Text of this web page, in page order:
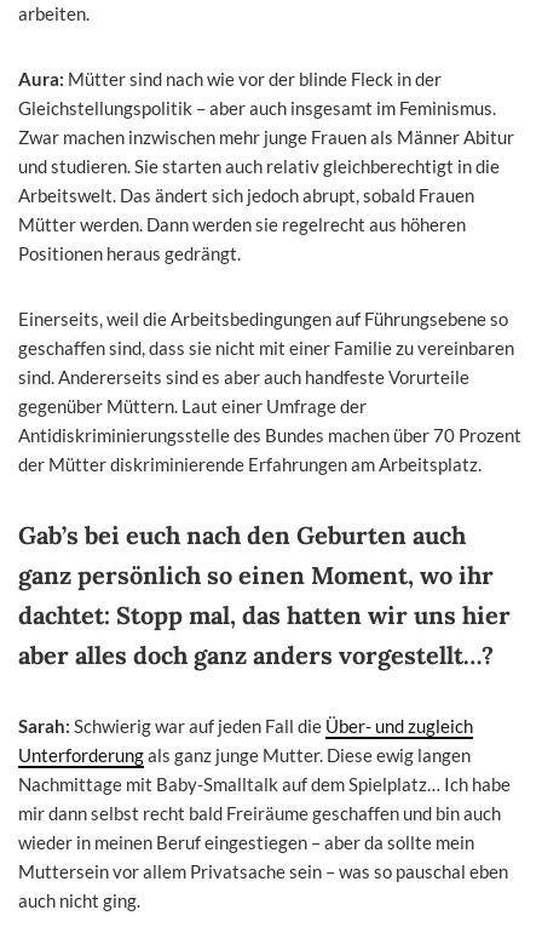
arbeiten.
Aura: Mütter sind nach wie vor der blinde Fleck in der
Gleichstellungspolitik – aber auch insgesamt im Feminismus.
Zwar machen inzwischen mehr junge Frauen als Männer Abitur
und studieren. Sie starten auch relativ gleichberechtigt in die
Arbeitswelt. Das ändert sich jedoch abrupt, sobald Frauen
Mütter werden. Dann werden sie regelrecht aus höheren
Positionen heraus gedrängt.
Einerseits, weil die Arbeitsbedingungen auf Führungsebene so
geschaffen sind, dass sie nicht mit einer Familie zu vereinbaren
sind. Andererseits sind es aber auch handfeste Vorurteile
gegenüber Müttern. Laut einer Umfrage der
Antidiskriminierungsstelle des Bundes machen über 70 Prozent
der Mütter diskriminierende Erfahrungen am Arbeitsplatz.
Gab’s bei euch nach den Geburten auch
ganz persönlich so einen Moment, wo ihr
dachtet: Stopp mal, das hatten wir uns hier
aber alles doch ganz anders vorgestellt…?
Sarah: Schwierig war auf jeden Fall die Über- und zugleich
Unterforderungals ganz junge Mutter. Diese ewig langen
Nachmittage mit Baby-Smalltalk auf dem Spielplatz… Ich habe
mir dann selbst recht bald Freiräume geschaffen und bin auch
wieder in meinen Beruf eingestiegen – aber da sollte mein
Muttersein vor allem Privatsache sein – was so pauschal eben
auch nicht ging.